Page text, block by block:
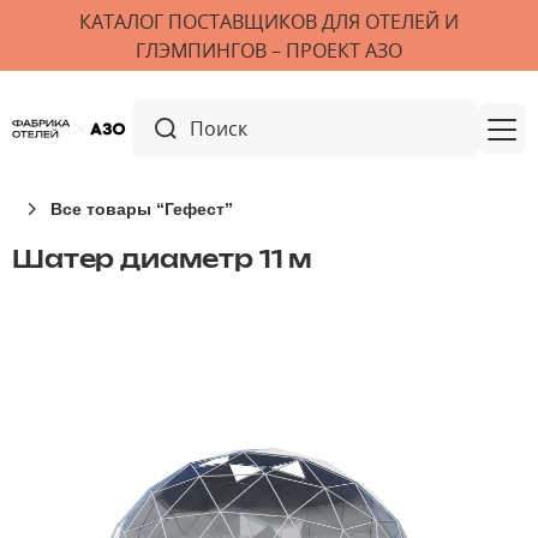
КАТАЛОГ ПОСТАВЩИКОВ ДЛЯ ОТЕЛЕЙ И
ГЛЭМПИНГОВ – ПРОЕКТ АЗО
Все товары “Гефест”
Шатер диаметр 11 м